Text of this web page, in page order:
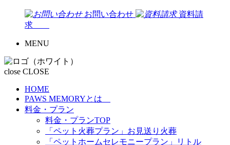
お問い合わせ
資料請
求
MENU
close CLOSE
HOME
PAWS MEMORYとは
料金・プラン
料金・プランTOP
「ペット火葬プラン」お見送り火葬
「ペットホームセレモニープラン」リトル